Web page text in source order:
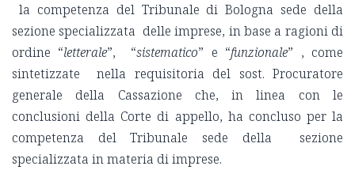
la competenza del Tribunale di Bologna sede della
sezione specializzata delle imprese, in base a ragioni di
ordine “letterale”, “sistematico” e “funzionale” , come
sintetizzate nella requisitoria del sost. Procuratore
generale della Cassazione che, in linea con le
conclusioni della Corte di appello, ha concluso per la
competenza del Tribunale sede della sezione
specializzata in materia di imprese.